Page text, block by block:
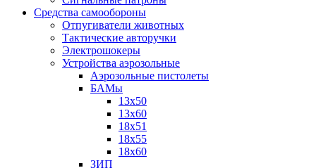
Средства самообороны
Отпугиватели животных
Тактические авторучки
Электрошокеры
Устройства аэрозольные
Аэрозольные пистолеты
БАМы
13х50
13х60
18х51
18х55
18х60
ЗИП